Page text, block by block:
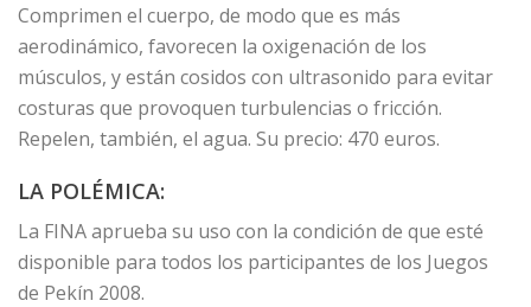
Comprimen el cuerpo, de modo que es más
aerodinámico, favorecen la oxigenación de los
músculos, y están cosidos con ultrasonido para evitar
costuras que provoquen turbulencias o fricción.
Repelen, también, el agua. Su precio: 470 euros.
LA POLÉMICA:
La FINA aprueba su uso con la condición de que esté
disponible para todos los participantes de los Juegos
de Pekín 2008.